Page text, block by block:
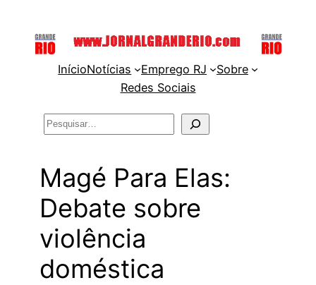
InícioNotícias Emprego RJ
Sobre
Redes Sociais
Pesquisar
Magé Para Elas:
Debate sobre
violência
doméstica